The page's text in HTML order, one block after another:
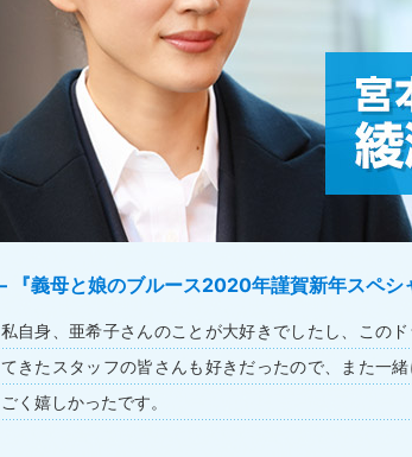
『義母と娘のブルース2020年謹賀新年スペシ
私自身、亜希子さんのことが大好きでしたし、この
てきたスタッフの皆さんも好きだったので、また一
ごく嬉しかったです。